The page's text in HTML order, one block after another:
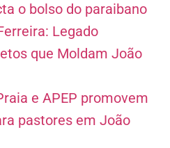
o bolso do paraibano
Legado
que Moldam João
e APEP promovem
pastores em João